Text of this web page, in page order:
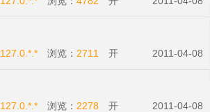
127.0.*.* 浏览： 2711
开
2011-04-08
127.0.*.* 浏览： 2278 开
2011-04-08